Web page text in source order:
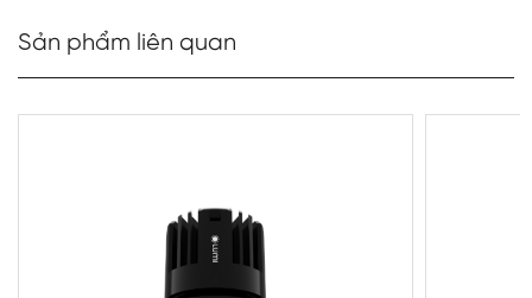
Sản phẩm liên quan